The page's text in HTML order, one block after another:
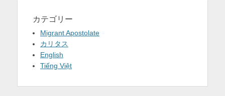
カテゴリー
Migrant Apostolate
カリタス
English
Tiếng Việt